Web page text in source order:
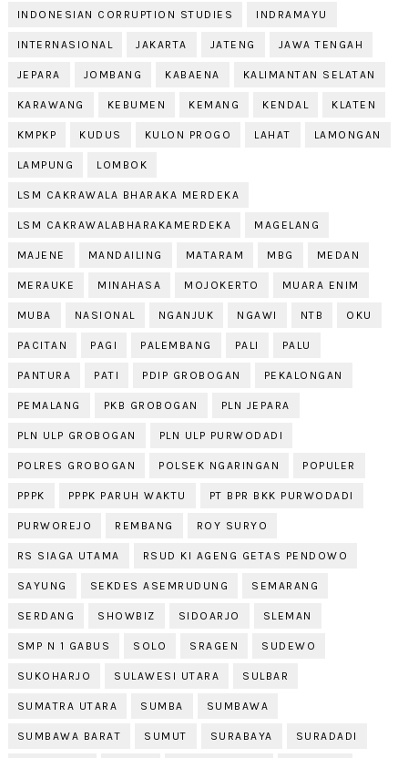
INDONESIAN CORRUPTION STUDIES INDRAMAYU
INTERNASIONAL JAKARTA JATENG JAWA TENGAH
JEPARA JOMBANG KABAENA KALIMANTAN SELATAN
KARAWANG KEBUMEN KEMANG KENDAL KLATEN
KMPKP KUDUS KULON PROGO LAHAT LAMONGAN
LAMPUNG LOMBOK
LSM CAKRAWALA BHARAKA MERDEKA
LSM CAKRAWALABHARAKAMERDEKA MAGELANG
MAJENE MANDAILING MATARAM MBG MEDAN
MERAUKE MINAHASA MOJOKERTO MUARA ENIM
MUBA NASIONAL NGANJUK NGAWI NTB OKU
PACITAN PAGI PALEMBANG PALI PALU
PANTURA PATI PDIP GROBOGAN PEKALONGAN
PEMALANG PKB GROBOGAN PLN JEPARA
PLN ULP GROBOGAN PLN ULP PURWODADI
POLRES GROBOGAN POLSEK NGARINGAN POPULER
PPPK PPPK PARUH WAKTU PT BPR BKK PURWODADI
PURWOREJO REMBANG ROY SURYO
RS SIAGA UTAMA RSUD KI AGENG GETAS PENDOWO
SAYUNG SEKDES ASEMRUDUNG SEMARANG
SERDANG SHOWBIZ SIDOARJO SLEMAN
SMP N 1 GABUS SOLO SRAGEN SUDEWO
SUKOHARJO SULAWESI UTARA SULBAR
SUMATRA UTARA SUMBA SUMBAWA
SUMBAWA BARAT SUMUT SURABAYA SURADADI